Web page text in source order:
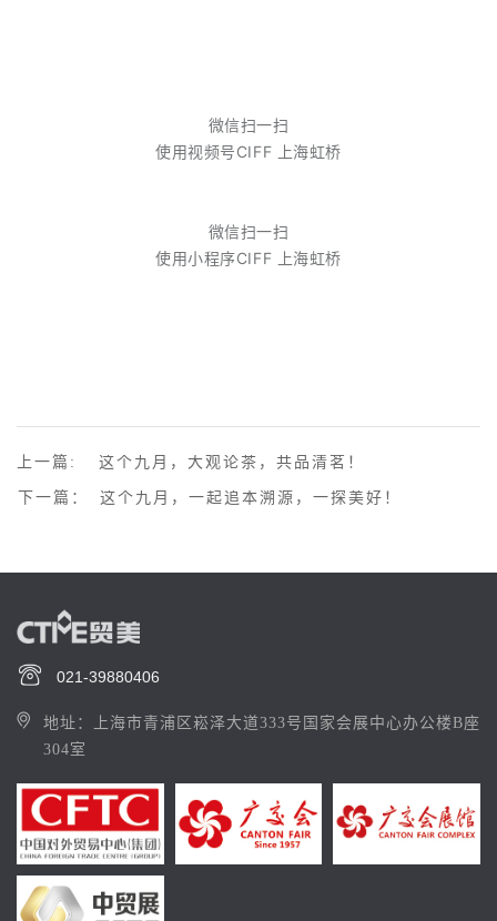
微信扫一扫
使用视频号CIFF 上海虹桥
微信扫一扫
使用小程序CIFF 上海虹桥
上一篇: 这个九月，大观论茶，共品清茗！
这个九月，一起追本溯源，一探美好！
下一篇：
021-39880406
地址：上海市青浦区崧泽大道333号国家会展中心办公楼B座
304室